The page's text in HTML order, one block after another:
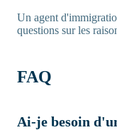
Un agent
questions sur les
FAQ
Ai-je besoin